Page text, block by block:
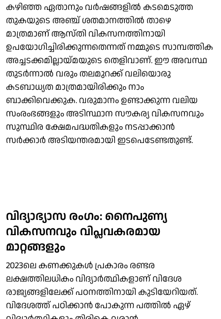
കഴിഞ്ഞ ഏതാനും വര്‍ഷങ്ങളില്‍ കടമെടുത്ത
തുകയുടെ അഞ്ച് ശതമാനത്തില്‍ താഴെ
മാത്രമാണ് ആസ്തി വികസനത്തിനായി
ഉപയോഗിച്ചിരിക്കുന്നതെന്നത് നമ്മുടെ സാമ്പത്തിക
അച്ചടക്കമില്ലായ്മയുടെ തെളിവാണ്. ഈ അവസ്ഥ
തുടര്‍ന്നാല്‍ വരും തലമുറക്ക് വലിയൊരു
കടബാധ്യത മാത്രമായിരിക്കും നാം
ബാക്കിവെക്കുക. വരുമാനം ഉണ്ടാക്കുന്ന വലിയ
സംരംഭങ്ങളും അടിസ്ഥാന സൗകര്യ വികസനവും
സുസ്ഥിര ക്ഷേമപദ്ധതികളും നടപ്പാക്കാന്‍
സര്‍ക്കാര്‍ അടിയന്തരമായി ഇടപെടേണ്ടതുണ്ട്.
വിദ്യാഭ്യാസ രംഗം: നൈപുണ്യ
വികസനവും വിപ്ലവകരമായ
മാറ്റങ്ങളും
2023ലെ കണക്കുകള്‍ പ്രകാരം രണ്ടര
ലക്ഷത്തിലധികം വിദ്യാര്‍ത്ഥികളാണ് വിദേശ
രാജ്യങ്ങളിലേക്ക് പഠനത്തിനായി കുടിയേറിയത്.
വിദേശത്ത് പഠിക്കാന്‍ പോകുന്ന പത്തില്‍ ഏഴ്